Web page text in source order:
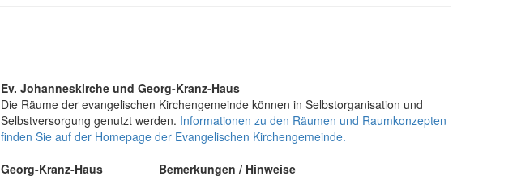
Ev. Johanneskirche und Georg-Kranz-Haus
Die Räume der evangelischen Kirchengemeinde können in Selbstorganisation und
Selbstversorgung genutzt werden. Informationen zu den Räumen und Raumkonzepten
finden Sie auf der Homepage der Evangelischen Kirchengemeinde.
Georg-Kranz-Haus
Bemerkungen / Hinweise